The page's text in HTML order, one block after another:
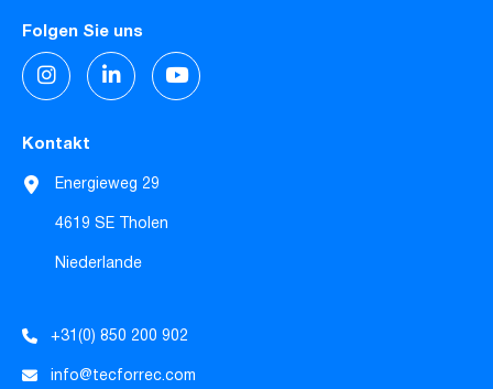
Folgen Sie uns
Kontakt
Energieweg 29
4619 SE Tholen
Niederlande
+31(0) 850 200 902
info@tecforrec.com